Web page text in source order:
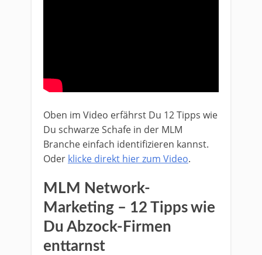
Oben im Video erfährst Du 12 Tipps wie
Du schwarze Schafe in der MLM
Branche einfach identifizieren kannst.
Oder klicke direkt hier zum Video.
MLM Network-
Marketing – 12 Tipps wie
Du Abzock-Firmen
enttarnst